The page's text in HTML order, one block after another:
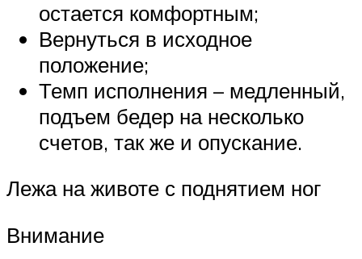
остается комфортным;
Вернуться в исходное
положение;
Темп исполнения – медленный,
подъем бедер на несколько
счетов, так же и опускание.
Лежа на животе с поднятием ног
Внимание